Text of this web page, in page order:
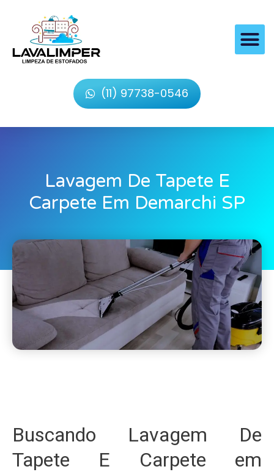
(11) 97738-0546
Lavagem De Tapete E
Carpete Em Demarchi SP
Buscando Lavagem De
Tapete E Carpete em